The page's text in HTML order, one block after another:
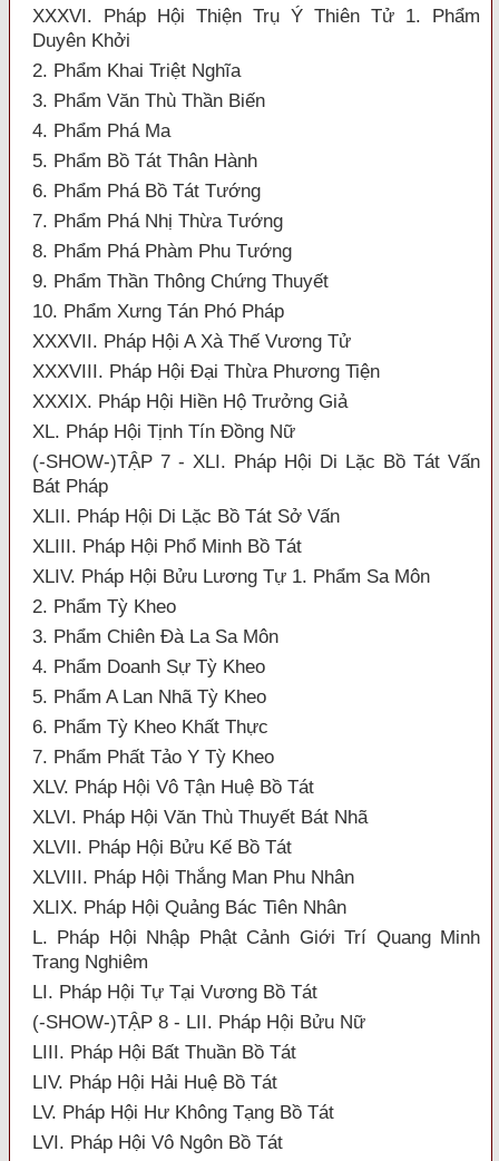
XXXVI. Pháp Hội Thiện Trụ Ý Thiên Tử 1. Phẩm
Duyên Khởi
2. Phẩm Khai Triệt Nghĩa
3. Phẩm Văn Thù Thần Biến
4. Phẩm Phá Ma
5. Phẩm Bồ Tát Thân Hành
6. Phẩm Phá Bồ Tát Tướng
7. Phẩm Phá Nhị Thừa Tướng
8. Phẩm Phá Phàm Phu Tướng
9. Phẩm Thần Thông Chứng Thuyết
10. Phẩm Xưng Tán Phó Pháp
XXXVII. Pháp Hội A Xà Thế Vương Tử
XXXVIII. Pháp Hội Đại Thừa Phương Tiện
XXXIX. Pháp Hội Hiền Hộ Trưởng Giả
XL. Pháp Hội Tịnh Tín Đồng Nữ
(-SHOW-)TẬP 7 - XLI. Pháp Hội Di Lặc Bồ Tát Vấn
Bát Pháp
XLII. Pháp Hội Di Lặc Bồ Tát Sở Vấn
XLIII. Pháp Hội Phổ Minh Bồ Tát
XLIV. Pháp Hội Bửu Lương Tự 1. Phẩm Sa Môn
2. Phẩm Tỳ Kheo
3. Phẩm Chiên Đà La Sa Môn
4. Phẩm Doanh Sự Tỳ Kheo
5. Phẩm A Lan Nhã Tỳ Kheo
6. Phẩm Tỳ Kheo Khất Thực
7. Phẩm Phất Tảo Y Tỳ Kheo
XLV. Pháp Hội Vô Tận Huệ Bồ Tát
XLVI. Pháp Hội Văn Thù Thuyết Bát Nhã
XLVII. Pháp Hội Bửu Kế Bồ Tát
XLVIII. Pháp Hội Thắng Man Phu Nhân
XLIX. Pháp Hội Quảng Bác Tiên Nhân
L. Pháp Hội Nhập Phật Cảnh Giới Trí Quang Minh
Trang Nghiêm
LI. Pháp Hội Tự Tại Vương Bồ Tát
(-SHOW-)TẬP 8 - LII. Pháp Hội Bửu Nữ
LIII. Pháp Hội Bất Thuần Bồ Tát
LIV. Pháp Hội Hải Huệ Bồ Tát
LV. Pháp Hội Hư Không Tạng Bồ Tát
LVI. Pháp Hội Vô Ngôn Bồ Tát